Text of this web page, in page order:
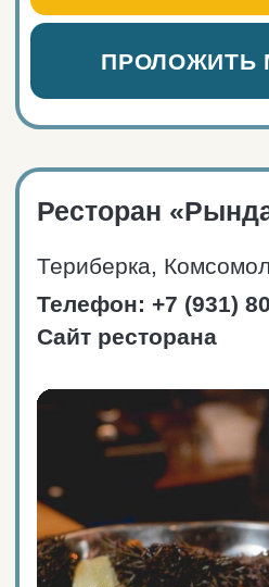
Севера».
Вместимость и режим
Пн-вс: 09:00 — 23:00.
ПРОЛОЖИТЬ МАРШРУТ
ЗАКАЗАТЬ ТАКСИ
Бар Normann
Териберка, Мурманская ул, 20А
Телефон: +7 952 295-67-61
Сайт ресторана